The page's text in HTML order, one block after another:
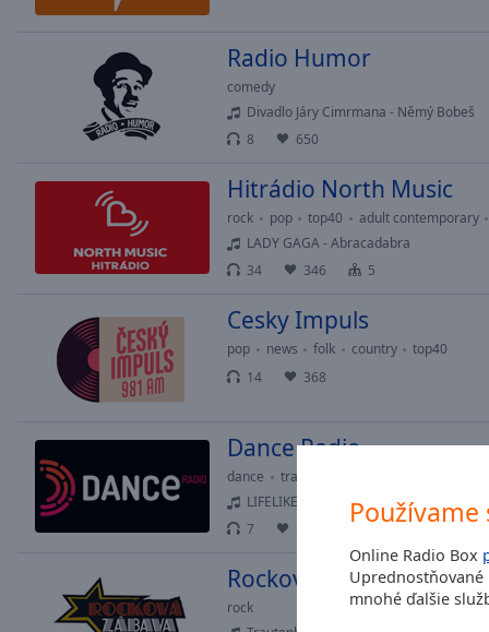
Používame
Online Radio Box
Uprednostňované
mnohé ďalšie
Background
Opacity
Caption
Radio Humor
comedy
Divadlo Járy Cimrmana - Němý Bobeš
8
650
Hitrádio North Music
rock pop top40 adult contemporary
LADY GAGA - Abracadabra
34
346 5
Cesky Impuls
pop news folk country
top40
14
368
Dance Radio
dance trance
LIFELIKE & KRIS MENACE - Discopolis
7
Rocková Zábava
rock